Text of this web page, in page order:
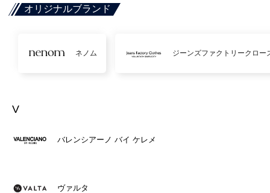
オリジナルブランド
ネノム ジーンズファクトリークロー
V
バレンシアーノ バイ ケレメ
ヴァルタ